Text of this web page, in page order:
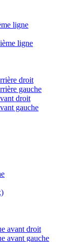
ligne
ligne
droit
gauche
droit
gauche
avant droit
avant gauche